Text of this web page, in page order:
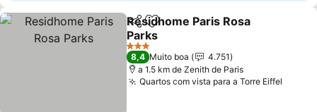
PartilharAdicionar aos favoritos
Residhome Paris Rosa
Parks
Ver preços
3 Estrelas
8,4 Muito boa
4.751
a 1.5 km de Zenith de Paris
Quartos com vista para a Torre Eiffel